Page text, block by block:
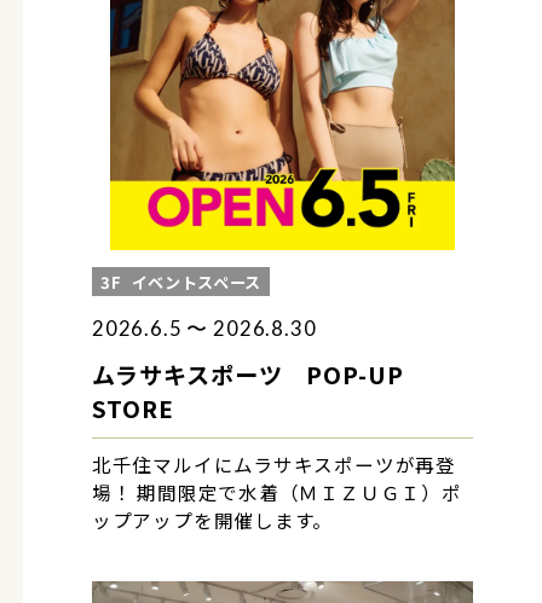
3F イベントスペース
2026.6.5 〜 2026.8.30
ムラサキスポーツ POP-UP
STORE
北千住マルイにムラサキスポーツが再登
場！ 期間限定で水着（ＭＩＺＵＧＩ）ポ
ップアップを開催します。